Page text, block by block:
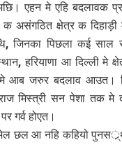
एहन मे एहि बदलावक
क्षेत्र क दिहाड़ी
पिछला कई साल स
हरियाणा आ दिल्ली मे
मे आब जरुर बदलाव
मिस्त्री सन पेशा तक मे
गर्व होएत।
भेल छल आ नहि कहियो